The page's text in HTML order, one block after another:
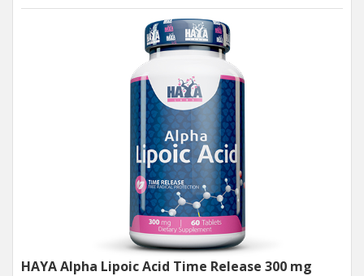
HAYA Alpha Lipoic Acid Time Release 300 mg